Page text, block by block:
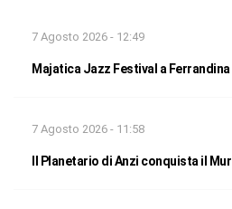
7 Agosto 2026 - 12:49
Majatica Jazz Festival a Ferrandina
7 Agosto 2026 - 11:58
Il Planetario di Anzi conquista il Mur